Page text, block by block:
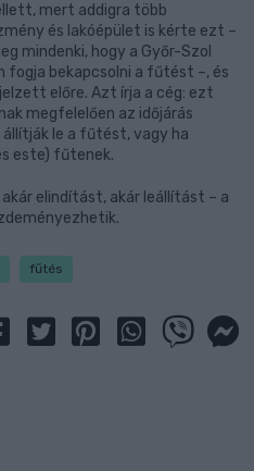
mert addigra több
és lakóépület is kérte ezt –
mindenki, hogy a Győr-Szol
fogja bekapcsolni a fűtést –, és
előre. Azt írja a cég: ezt
megfelelően az időjárás
le a fűtést, vagy ha
este) fűtenek.
elindítást, akár leállítást – a
fűtés